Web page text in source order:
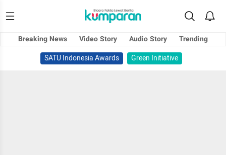
Breaking News Video Story Audio Story
Trending
SATU Indonesia Awards
Green Initiative